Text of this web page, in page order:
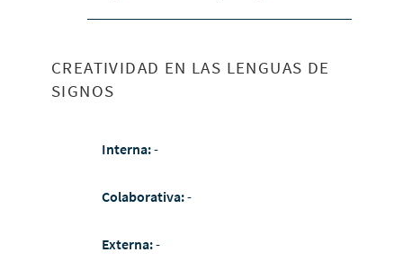
CREATIVIDAD EN LAS LENGUAS DE
SIGNOS
Interna:-
Colaborativa:-
Externa:-